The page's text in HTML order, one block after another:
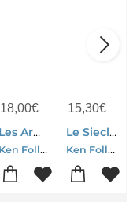
18,00€
Les Armes De La Lumiere
Ken Follett
15,30€
Le Siecle Tome 2 ; L'hiver Du Monde
Ken Follett